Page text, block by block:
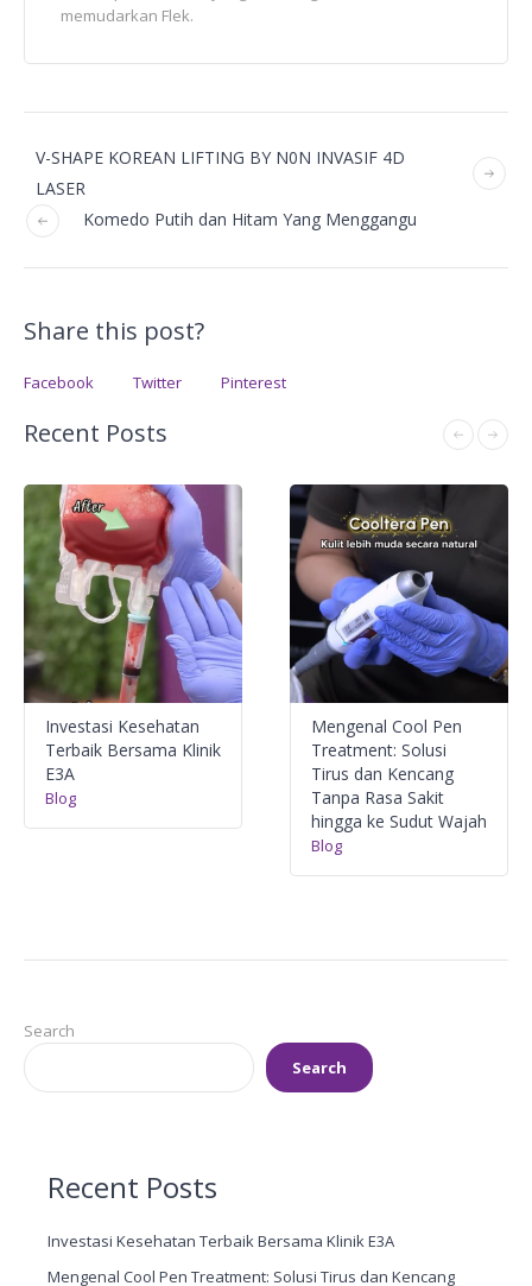
memudarkan Flek.
V-SHAPE KOREAN LIFTING BY N0N INVASIF 4D
LASER
Komedo Putih dan Hitam Yang Menggangu
Share this post?
Facebook Twitter Pinterest
Recent Posts
Investasi Kesehatan
Terbaik Bersama Klinik
E3A
Blog
Mengenal Cool Pen
Treatment: Solusi
Tirus dan Kencang
Tanpa Rasa Sakit
hingga ke Sudut Wajah
Blog
Search
Search
Recent Posts
Investasi Kesehatan Terbaik Bersama Klinik E3A
Mengenal Cool Pen Treatment: Solusi Tirus dan Kencang